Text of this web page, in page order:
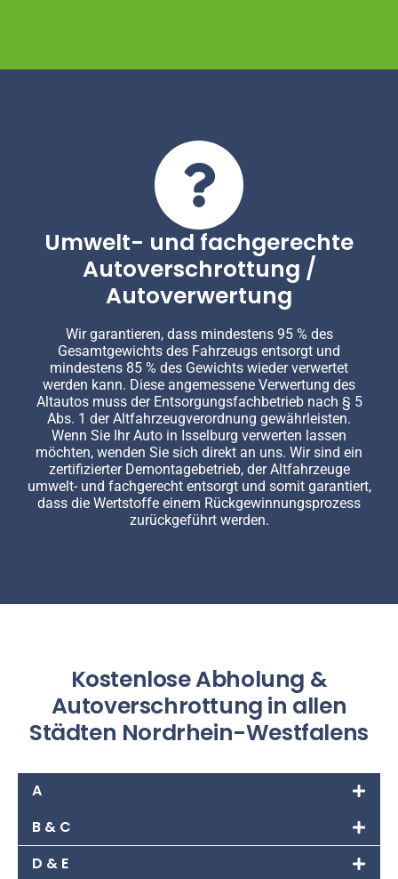
Umwelt- und fachgerechte
Autoverschrottung /
Autoverwertung
Wir garantieren, dass mindestens 95 % des
Gesamtgewichts des Fahrzeugs entsorgt und
mindestens 85 % des Gewichts wieder verwertet
werden kann. Diese angemessene Verwertung des
Altautos muss der Entsorgungsfachbetrieb nach § 5
Abs. 1 der Altfahrzeugverordnung gewährleisten.
Wenn Sie Ihr Auto in Isselburg verwerten lassen
möchten, wenden Sie sich direkt an uns. Wir sind ein
zertifizierter Demontagebetrieb, der Altfahrzeuge
umwelt- und fachgerecht entsorgt und somit garantiert,
dass die Wertstoffe einem Rückgewinnungsprozess
zurückgeführt werden.
Kostenlose Abholung &
Autoverschrottung in allen
Städten Nordrhein-Westfalens
A
B & C
D & E